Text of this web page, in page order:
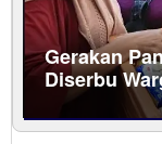
Gerakan
Diserbu
Komunitas